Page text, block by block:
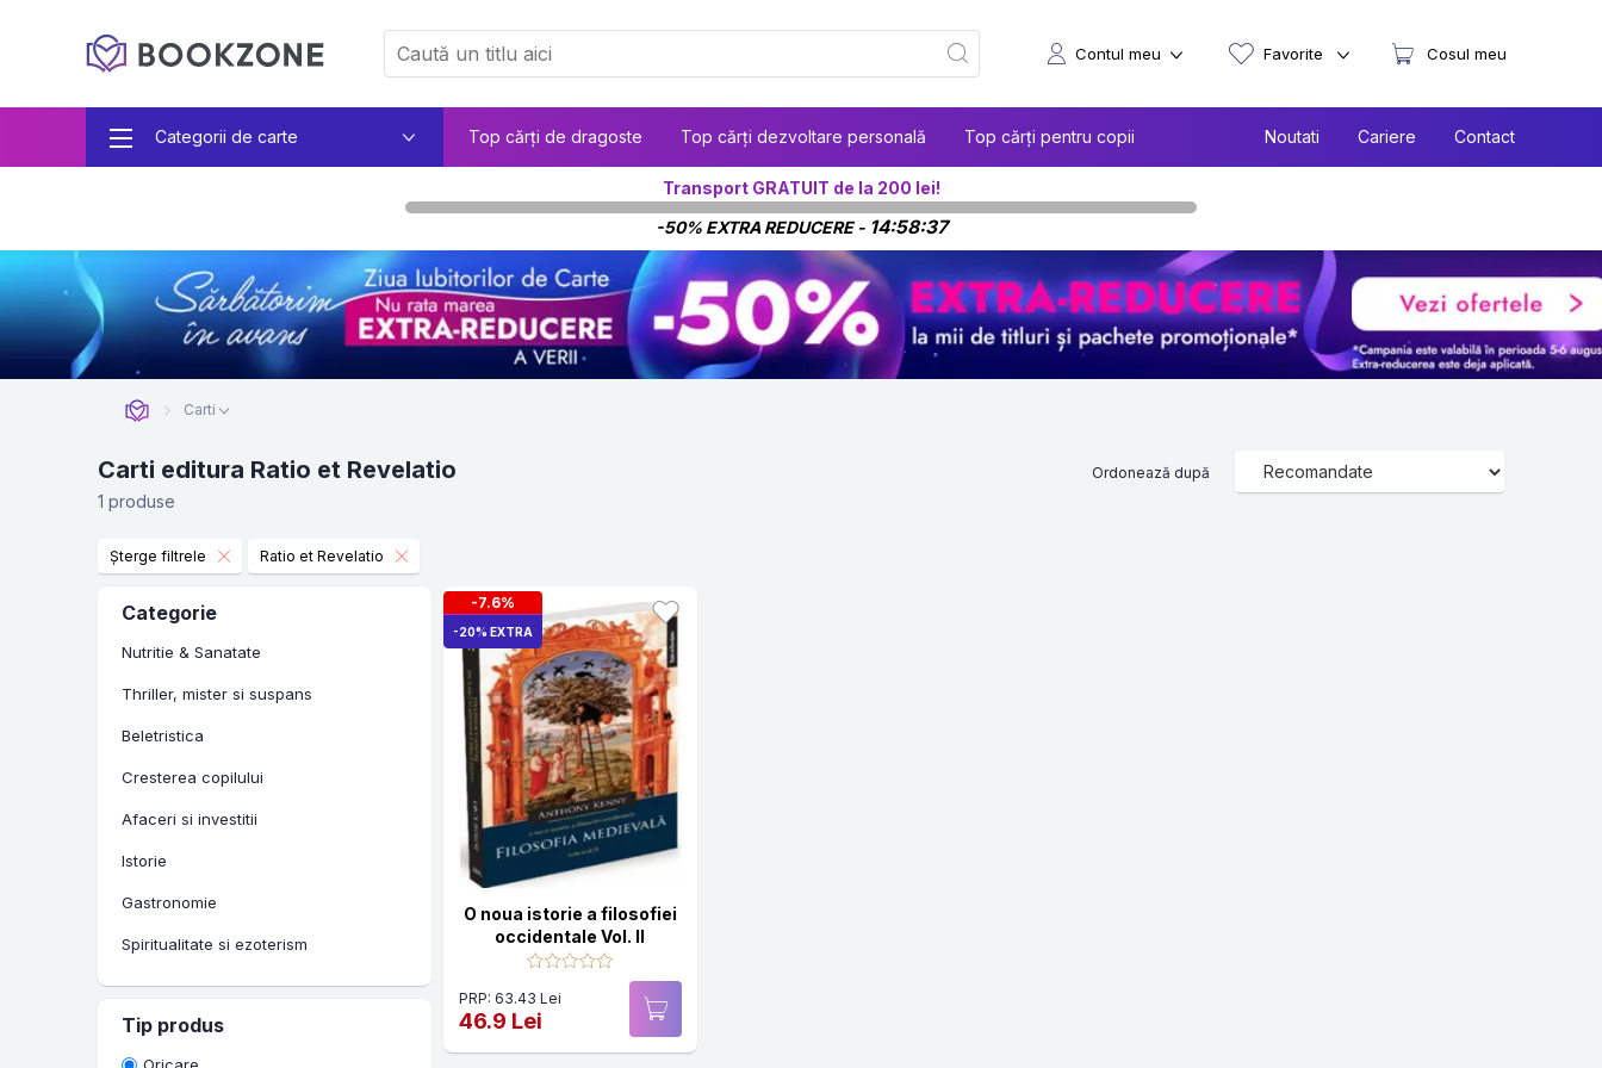
Categorii de carte Top cărți de dragoste Top cărți dezvoltare personală Top cărți pentru copii Noutati Cariere Contact
Contul meu Favorite Cosul meu
Transport GRATUIT de la 200 lei!
-50% EXTRA REDUCERE - 14:58:36
Carti
Carti editura Ratio et Revelatio
1 produse
Ordonează după
Șterge filtrele Ratio et Revelatio
Categorie
Nutritie & Sanatate
Thriller, mister si suspans
Beletristica
Cresterea copilului
Afaceri si investitii
Istorie
Gastronomie
Spiritualitate si ezoterism
Manuale scolare si auxiliare
Carti in limbi straine
Tip produs
-7.6%
-20% EXTRA
O noua istorie a filosofiei
occidentale Vol. II
PRP: 63.43 Lei
46.9 Lei